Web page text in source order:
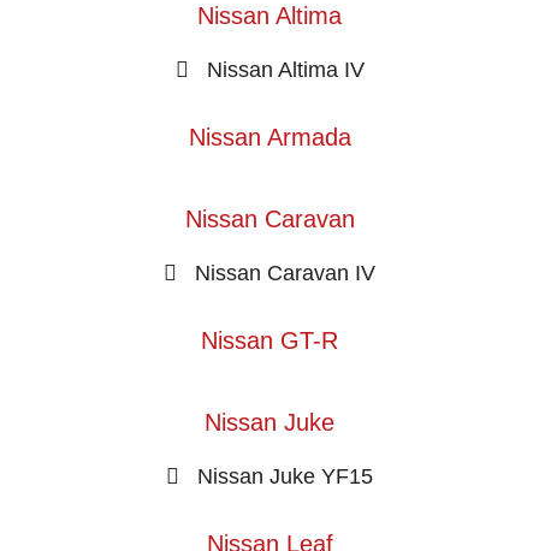
Nissan Altima
Nissan Altima IV
Nissan Armada
Nissan Caravan
Nissan Caravan IV
Nissan GT-R
Nissan Juke
Nissan Juke YF15
Nissan Leaf